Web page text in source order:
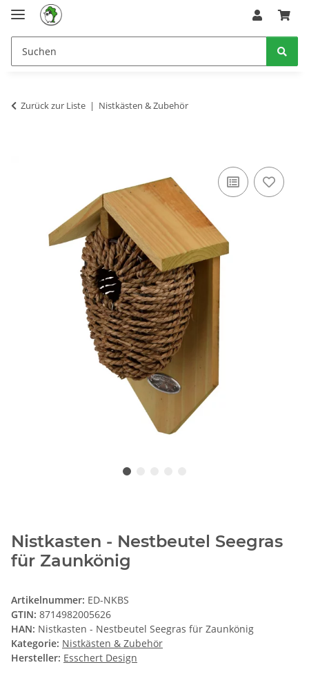
Zurück zur Liste Nistkästen & Zubehör
Nistkasten - Nestbeutel Seegras
für Zaunkönig
Artikelnummer: ED-NKBS
GTIN: 8714982005626
HAN: Nistkasten - Nestbeutel Seegras für Zaunkönig
Kategorie: Nistkästen & Zubehör
Hersteller: Esschert Design